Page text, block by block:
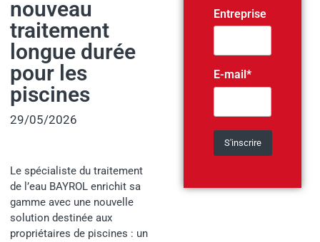
nouveau
traitement
longue durée
pour les
piscines
29/05/2026
Le spécialiste du traitement
de l’eau BAYROL enrichit sa
gamme avec une nouvelle
solution destinée aux
propriétaires de piscines : un
Entreprise
E-mail*